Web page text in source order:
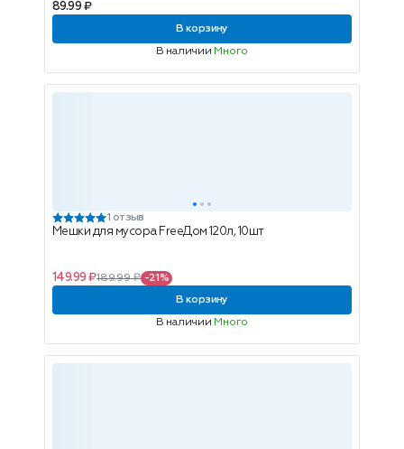
89.99 ₽
В корзину
В наличии Много
1 отзыв
Мешки для мусора FreeДом 120л, 10шт
149.99 ₽189.99 ₽ -21%
В корзину
В наличии Много